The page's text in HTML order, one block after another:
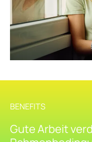
BENEFITS
Gute Arbeit